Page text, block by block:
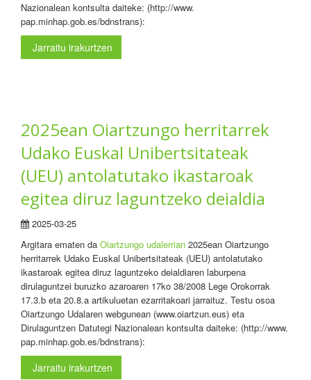
Nazionalean kontsulta daiteke: (http://www.
pap.minhap.gob.es/bdnstrans):
Jarraitu irakurtzen
2025ean Oiartzungo herritarrek
Udako Euskal Unibertsitateak
(UEU) antolatutako ikastaroak
egitea diruz laguntzeko deialdia
2025-03-25
Argitara ematen da Oiartzungo udalerrian 2025ean Oiartzungo
herritarrek Udako Euskal Unibertsitateak (UEU) antolatutako
ikastaroak egitea diruz laguntzeko deialdiaren laburpena
dirulaguntzei buruzko azaroaren 17ko 38/2008 Lege Orokorrak
17.3.b eta 20.8.a artikuluetan ezarritakoari jarraituz. Testu osoa
Oiartzungo Udalaren webgunean (www.oiartzun.eus) eta
Dirulaguntzen Datutegi Nazionalean kontsulta daiteke: (http://www.
pap.minhap.gob.es/bdnstrans):
Jarraitu irakurtzen